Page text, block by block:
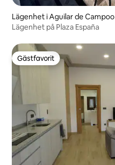
Lägenhet i Aguilar de Campoo
Lägenhet på Plaza España
Gästfavorit
Gästfavorit